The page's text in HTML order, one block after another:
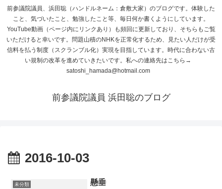
前参議院議員、浜田聡（ハンドルネーム：倉敷大家）のブログです。体験した
こと、気づいたこと、勉強したこと等、毎日何か書くようにしています。
YouTube動画（ページ内にリンクあり）も頻回に更新しており、そちらもご覧
いただけると幸いです。問題山積のNHKを正常化するため、見たい人だけが受
信料を払う制度（スクランブル化）実現を目指しています。時代に合わない古
い規制の改革を進めていきたいです。私への連絡先はこちら→
satoshi_hamada@hotmail.com
前参議院議員 浜田聡のブログ
2016-10-03
未分類 懸垂